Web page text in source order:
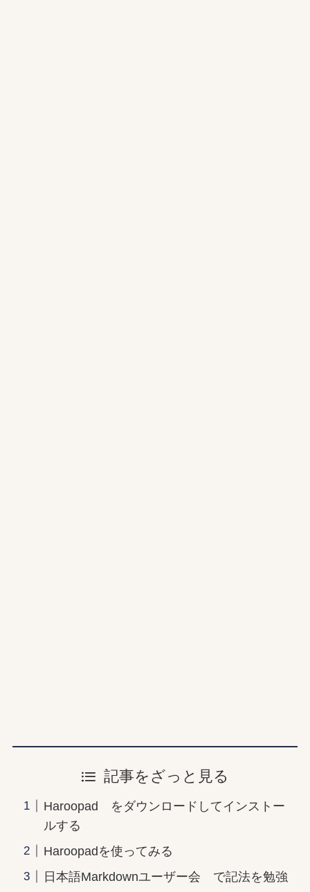
記事をざっと見る
Haroopad をダウンロードしてインストー
ルする
Haroopadを使ってみる
日本語Markdownユーザー会 で記法を勉強